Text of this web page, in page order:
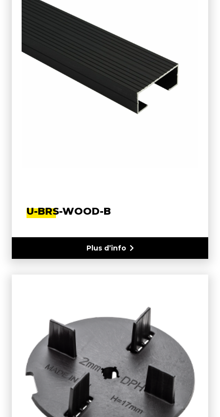
U-BRS-WOOD-B
Plus d’info